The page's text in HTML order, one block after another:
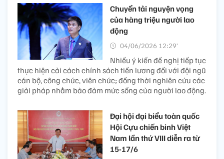
Chuyển tải nguyện vọng
của hàng triệu người lao
động
04/06/2026 12:29’
Nhiều ý kiến đề nghị tiếp tục
thực hiện cải cách chính sách tiền lương đối với đội ngũ
cán bộ, công chức, viên chức; đồng thời nghiên cứu các
giải pháp nhằm bảo đảm mức sống của người lao động.
Đại hội đại biểu toàn quốc
Hội Cựu chiến binh Việt
Nam lần thứ VIII diễn ra từ
15-17/6